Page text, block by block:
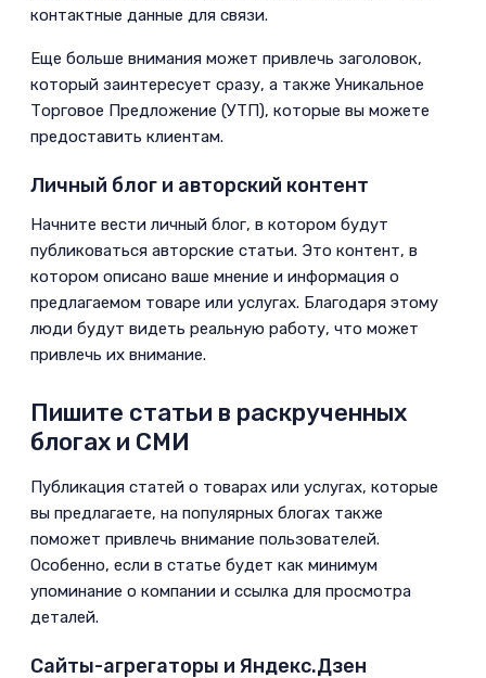
контактные данные для связи.
­Еще больше внимания может привлечь заголовок,
который заинтересует сразу, а также Уникальное
Торговое Предложение (УТП), которые вы можете
предоставить клиентам.
Личный блог и авторский контент
­Начните вести личный блог, в котором будут
публиковаться авторские статьи. Это контент, в
котором описано ваше мнение и информация о
предлагаемом товаре или услугах. Благодаря этому
люди будут видеть реальную работу, что может
привлечь их внимание.
Пишите статьи в раскрученных
блогах и СМИ
­Публикация статей о товарах или услугах, которые
вы предлагаете, на популярных блогах также
поможет привлечь внимание пользователей.
Особенно, если в статье будет­ как минимум
упоминание о компании и ссылка для просмотра
деталей.
Сайты-агрегаторы и Яндекс.Дзен